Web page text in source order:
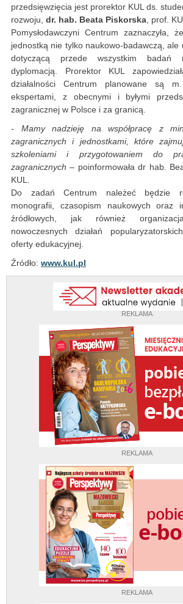
REKLAMA
REKLAMA
REKLAMA
przedsięwzięcia jest prorektor KUL ds.
rozwoju, dr. hab. Beata Piskorska, prof.
Pomysłodawczyni Centrum zaznaczyła,
jednostką nie tylko naukowo-badawczą, ale
dotyczącą przede wszystkim badań
dyplomacją. Prorektor KUL
działalności Centrum planowane są
ekspertami, z obecnymi i byłymi
zagranicznej w Polsce i za granicą.
- Mamy nadzieję na współpracę z
zagranicznych i jednostkami, które
szkoleniami i przygotowaniem do
zagranicznych – poinformowała dr hab.
KUL.
Do zadań Centrum należeć będzie
monografii, czasopism naukowych oraz
źródłowych, jak również
nowoczesnych działań
oferty edukacyjnej.
Źródło: www.kul.pl